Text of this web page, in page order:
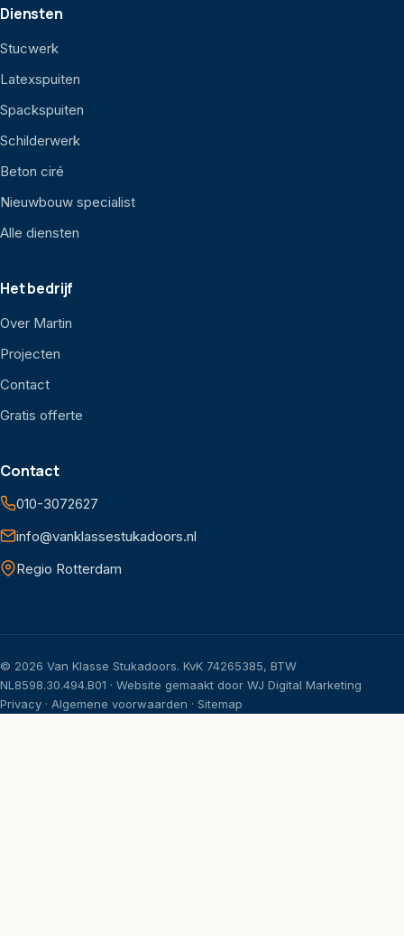
Diensten
Stucwerk
Latexspuiten
Spackspuiten
Schilderwerk
Beton ciré
Nieuwbouw specialist
Alle diensten
Het bedrijf
Over Martin
Projecten
Contact
Gratis offerte
Contact
010-3072627
info@vanklassestukadoors.nl
Regio Rotterdam
© 2026 Van Klasse Stukadoors. KvK 74265385, BTW
NL8598.30.494.B01 · Website gemaakt door WJ Digital Marketing
Privacy · Algemene voorwaarden · Sitemap